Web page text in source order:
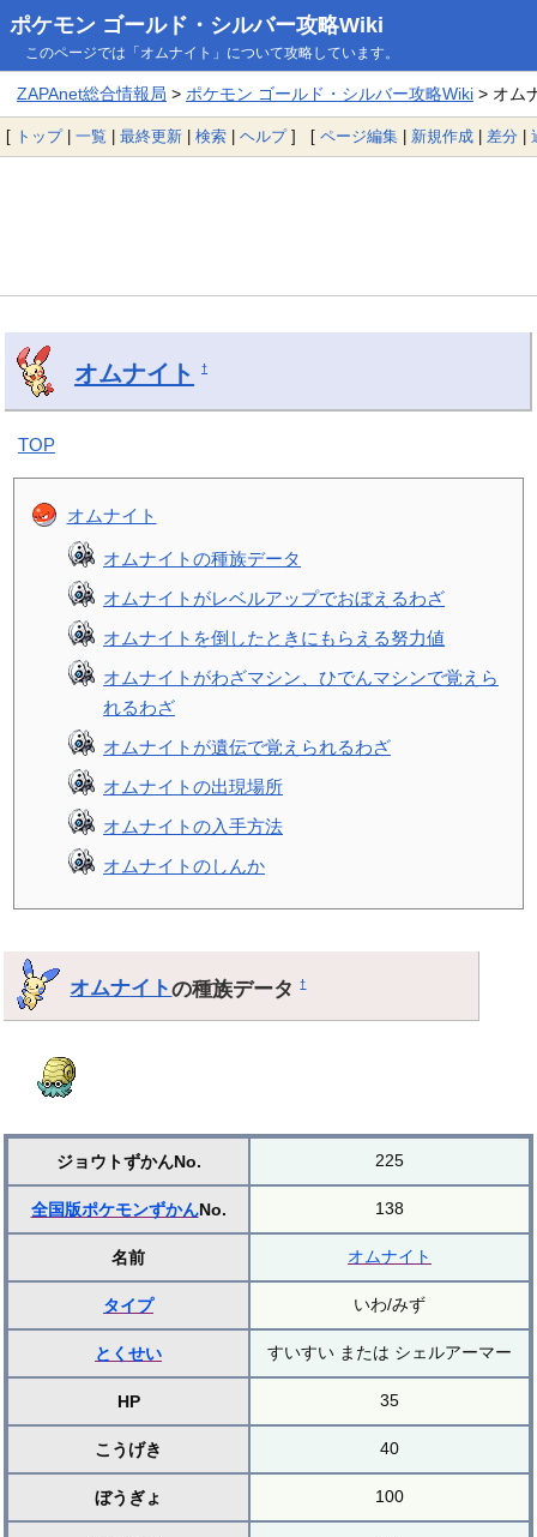
ポケモン ゴールド・シルバー攻略Wiki
このページでは「オムナイト」について攻略しています。
ZAPAnet総合情報局 > ポケモン ゴールド・シルバー攻略Wiki> オム
[ トップ| 一覧 | 最終更新 | 検索 | ヘルプ] [ ページ編集 | 新規作成 | 差分 |
オムナイト †
TOP
オムナイト
オムナイトの種族データ
オムナイトがレベルアップでおぼえるわざ
オムナイトを倒したときにもらえる努力値
オムナイトがわざマシン、ひでんマシンで覚えら
れるわざ
オムナイトが遺伝で覚えられるわざ
オムナイトの出現場所
オムナイトの入手方法
オムナイトのしんか
オムナイトの種族データ†
ジョウトずかんNo. 225
全国版ポケモンずかんNo. 138
名前 オムナイト
タイプ いわ/みず
とくせい すいすい または シェルアーマー
HP 35
こうげき 40
ぼうぎょ 100